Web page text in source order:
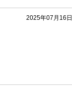
2025年07月16日